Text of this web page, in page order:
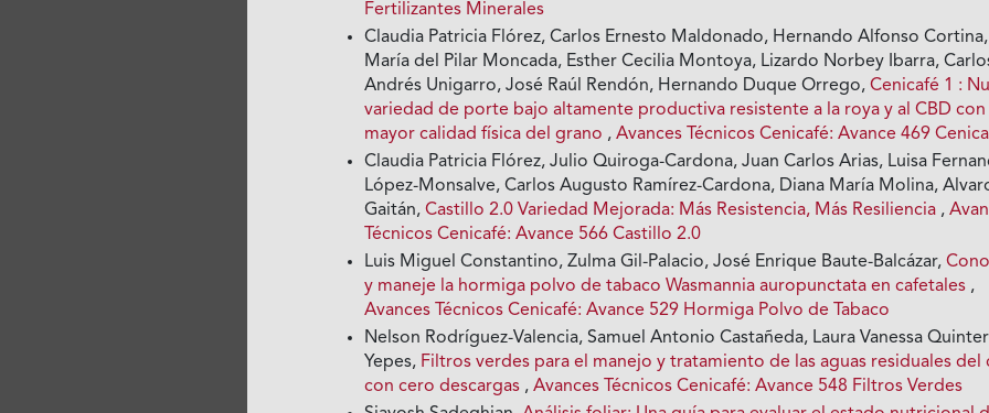
Fertilizantes Minerales
Claudia Patricia Flórez, Carlos Ernesto Maldonado, Hernando Alfonso Cortina,
María del Pilar Moncada, Esther Cecilia Montoya, Lizardo Norbey Ibarra,
Andrés Unigarro, José Raúl Rendón, Hernando Duque Orrego,Cenicafé 1 :
variedad de porte bajo altamente productiva resistente a la roya y al CBD con
mayor calidad física del grano ,Avances Técnicos Cenicafé: Avance 469
Claudia Patricia Flórez, Julio Quiroga-Cardona, Juan Carlos Arias, Luisa
López-Monsalve, Carlos Augusto Ramírez-Cardona, Diana María Molina,
Gaitán,Castillo 2.0 Variedad Mejorada: Más Resistencia, Más Resiliencia ,
Técnicos Cenicafé: Avance 566 Castillo 2.0
Luis Miguel Constantino, Zulma Gil-Palacio, José Enrique Baute-Balcázar,
y maneje la hormiga polvo de tabaco Wasmannia auropunctata en cafetales ,
Avances Técnicos Cenicafé: Avance 529 Hormiga Polvo de Tabaco
Nelson Rodríguez-Valencia, Samuel Antonio Castañeda, Laura Vanessa
Yepes, Filtros verdes para el manejo y tratamiento de las aguas residuales del
con cero descargas ,Avances Técnicos Cenicafé: Avance 548 Filtros Verdes